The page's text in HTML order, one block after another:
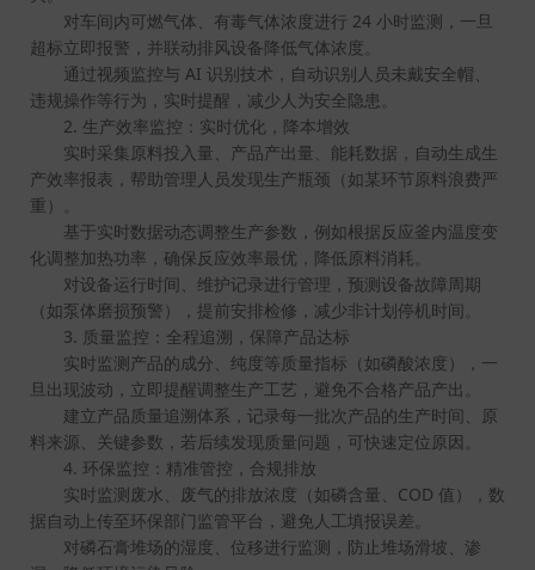
对车间内可燃气体、有毒气体浓度进行 24 小时监测，一旦
超标立即报警，并联动排风设备降低气体浓度。
通过视频监控与 AI 识别技术，自动识别人员未戴安全帽、
违规操作等行为，实时提醒，减少人为安全隐患。
2. 生产效率监控：实时优化，降本增效
实时采集原料投入量、产品产出量、能耗数据，自动生成生
产效率报表，帮助管理人员发现生产瓶颈（如某环节原料浪费严
重）。
基于实时数据动态调整生产参数，例如根据反应釜内温度变
化调整加热功率，确保反应效率最优，降低原料消耗。
对设备运行时间、维护记录进行管理，预测设备故障周期
（如泵体磨损预警），提前安排检修，减少非计划停机时间。
3. 质量监控：全程追溯，保障产品达标
实时监测产品的成分、纯度等质量指标（如磷酸浓度），一
旦出现波动，立即提醒调整生产工艺，避免不合格产品产出。
建立产品质量追溯体系，记录每一批次产品的生产时间、原
料来源、关键参数，若后续发现质量问题，可快速定位原因。
4. 环保监控：精准管控，合规排放
实时监测废水、废气的排放浓度（如磷含量、 COD 值），数
据自动上传至环保部门监管平台，避免人工填报误差。
对磷石膏堆场的湿度、位移进行监测，防止堆场滑坡、渗